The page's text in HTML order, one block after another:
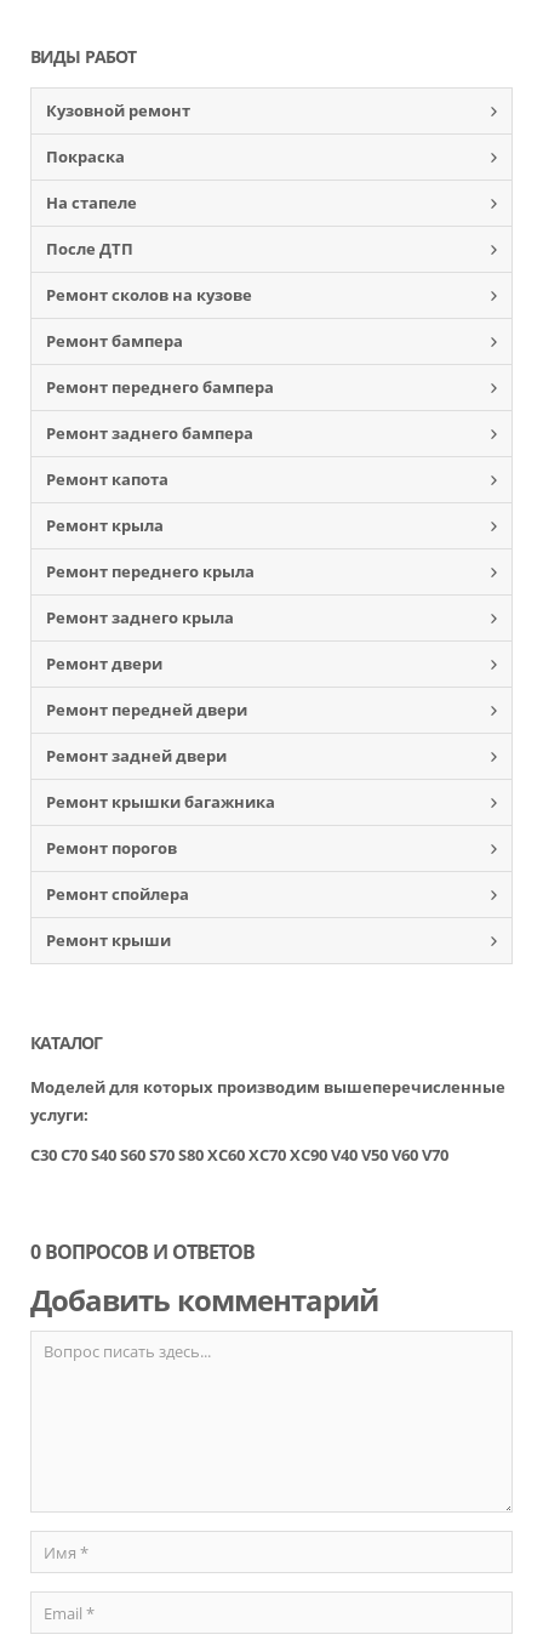
ВИДЫ РАБОТ
Кузовной ремонт
Покраска
На стапеле
После ДТП
Ремонт сколов на кузове
Ремонт бампера
Ремонт переднего бампера
Ремонт заднего бампера
Ремонт капота
Ремонт крыла
Ремонт переднего крыла
Ремонт заднего крыла
Ремонт двери
Ремонт передней двери
Ремонт задней двери
Ремонт крышки багажника
Ремонт порогов
Ремонт спойлера
Ремонт крыши
КАТАЛОГ
Моделей для которых производим вышеперечисленные
услуги:
C30C70S40S60S70S80XC60XC70XC90V40V50V60V70
0 ВОПРОСОВ И ОТВЕТОВ
Добавить комментарий